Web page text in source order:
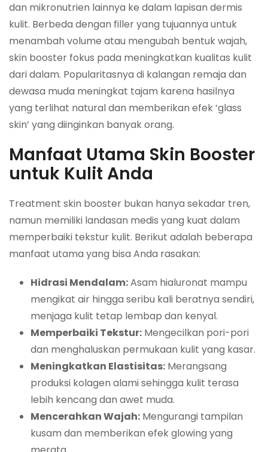
dan mikronutrien lainnya ke dalam lapisan dermis
kulit. Berbeda dengan filler yang tujuannya untuk
menambah volume atau mengubah bentuk wajah,
skin booster fokus pada meningkatkan kualitas kulit
dari dalam. Popularitasnya di kalangan remaja dan
dewasa muda meningkat tajam karena hasilnya
yang terlihat natural dan memberikan efek ‘glass
skin’ yang diinginkan banyak orang.
Manfaat Utama Skin Booster
untuk Kulit Anda
Treatment skin booster bukan hanya sekadar tren,
namun memiliki landasan medis yang kuat dalam
memperbaiki tekstur kulit. Berikut adalah beberapa
manfaat utama yang bisa Anda rasakan:
Hidrasi Mendalam:Asam hialuronat mampu
mengikat air hingga seribu kali beratnya sendiri,
menjaga kulit tetap lembap dan kenyal.
Memperbaiki Tekstur: Mengecilkan pori-pori
dan menghaluskan permukaan kulit yang kasar.
Meningkatkan Elastisitas: Merangsang
produksi kolagen alami sehingga kulit terasa
lebih kencang dan awet muda.
Mencerahkan Wajah: Mengurangi tampilan
kusam dan memberikan efek glowing yang